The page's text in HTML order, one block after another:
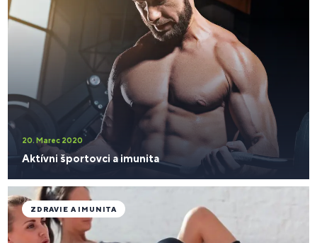
20. Marec 2020
Aktívni športovci a imunita
ZDRAVIE A IMUNITA